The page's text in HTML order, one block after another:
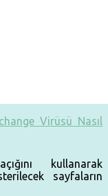
kullanarak
sayfaların